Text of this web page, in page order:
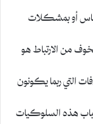
أناس أو بمشكلات
من الارتباط هو
التي ربما يكونون
هذه السلوكيات